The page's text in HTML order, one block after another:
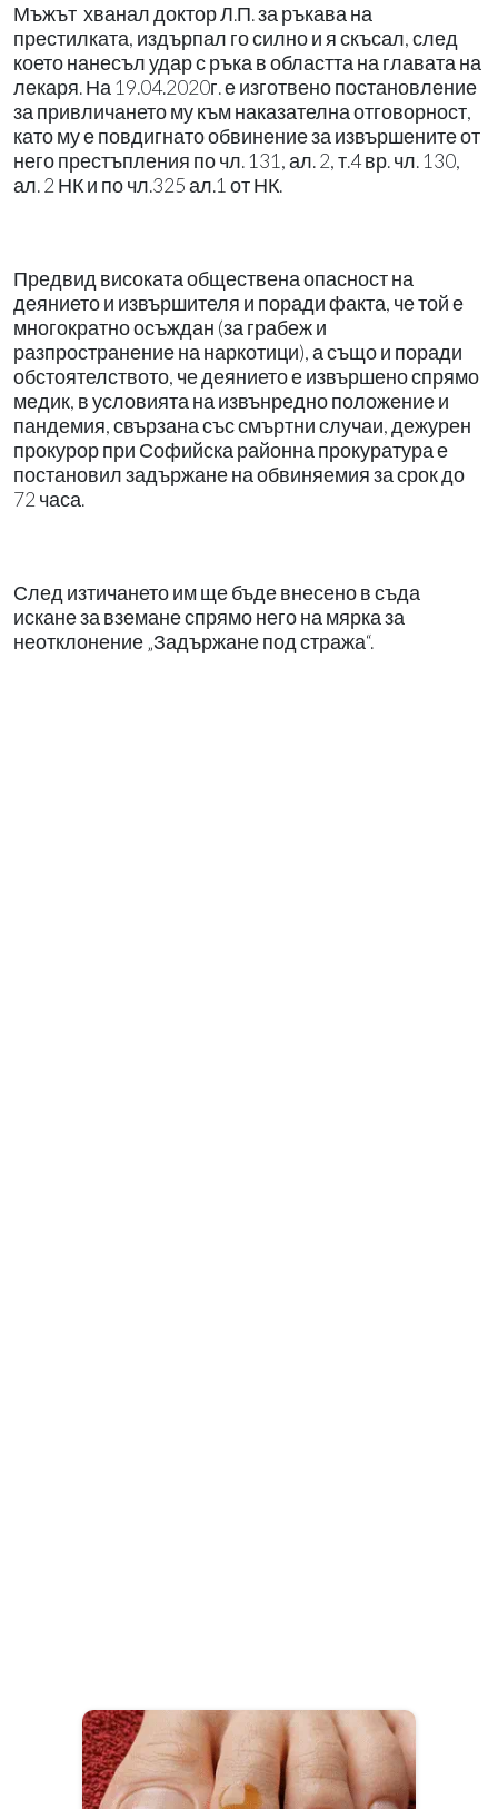
Мъжът хванал доктор Л.П. за ръкава на
престилката, издърпал го силно и я скъсал, след
което нанесъл удар с ръка в областта на главата на
лекаря. На 19.04.2020г. е изготвено постановление
за привличането му към наказателна отговорност,
като му е повдигнато обвинение за извършените от
него престъпления по чл. 131, ал. 2, т.4 вр. чл. 130,
ал. 2 НК и по чл.325 ал.1 от НК.
Предвид високата обществена опасност на
деянието и извършителя и поради факта, че той е
многократно осъждан (за грабеж и
разпространение на наркотици), а също и поради
обстоятелството, че деянието е извършено спрямо
медик, в условията на извънредно положение и
пандемия, свързана със смъртни случаи, дежурен
прокурор при Софийска районна прокуратура е
постановил задържане на обвиняемия за срок до
72 часа.
След изтичането им ще бъде внесено в съда
искане за вземане спрямо него на мярка за
неотклонение „Задържане под стража“.